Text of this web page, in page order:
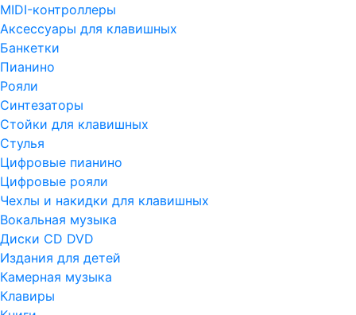
MIDI-контроллеры
Аксессуары для клавишных
Банкетки
Пианино
Рояли
Синтезаторы
Стойки для клавишных
Стулья
Цифровые пианино
Цифровые рояли
Чехлы и накидки для клавишных
Вокальная музыка
Диски CD DVD
Издания для детей
Камерная музыка
Клавиры